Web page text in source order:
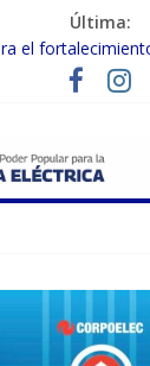
Última:
el
de
plan
El Niño
el 50% de